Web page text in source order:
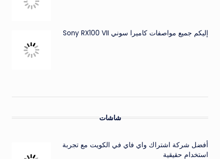
إليكم جميع مواصفات كاميرا سوني Sony RX100 VII
شاشات
أفضل شركة اشتراك واي فاي في الكويت مع تجربة
استخدام حقيقية